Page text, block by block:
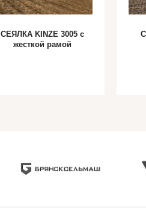
СЕЯЛКА KINZE 3005 с
жесткой рамой